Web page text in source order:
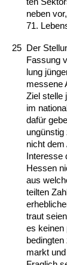
ne­ben
71.
25 Der
Fas­sung
lung
mes­se­ne
Ziel stel­le
im
dafür
nicht
In­ter­es­se
Hes­sen
aus
teil­ten
traut
es
markt